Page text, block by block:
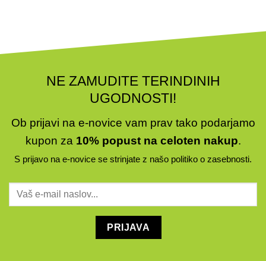
izdelka
NE ZAMUDITE TERINDINIH
UGODNOSTI!
Ob prijavi na e-novice vam prav tako podarjamo
kupon za 10% popust na celoten nakup.
S prijavo na e-novice se strinjate z našo politiko o zasebnosti.